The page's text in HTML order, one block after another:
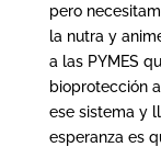
pero
la nutra y
a las PYMES
bioprotección
ese sistema y
esperanza es